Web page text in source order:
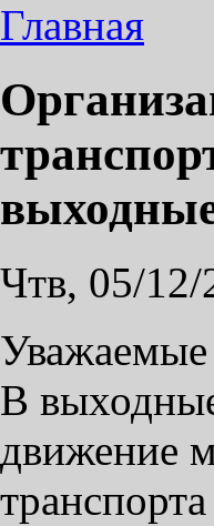
Главная
Чтв, 05/
В
движение